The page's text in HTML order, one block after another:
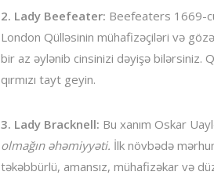
2. Lady Beefeater: Beefeaters 1669-
London Qülləsinin mühafizəçiləri və
bir az əylənib cinsinizi dəyişə bilərsiniz.
qırmızı tayt geyin.
3. Lady Bracknell: Bu xanım Oskar
olmağın əhəmiyyəti. İlk növbədə
təkəbbürlü, amansız, mühafizəkar və